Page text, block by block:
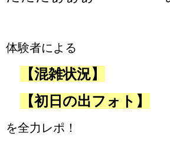
体験者による
【混雑状況】
【初日の出フォト】
を全力レポ！